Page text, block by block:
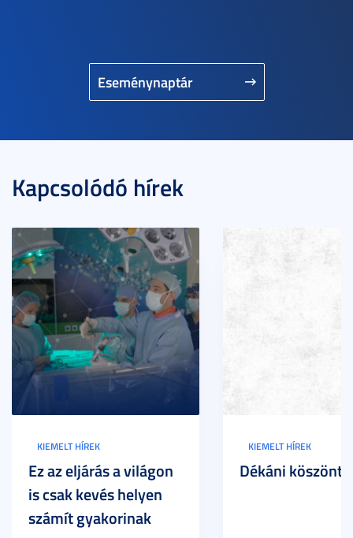
Eseménynaptár
Kapcsolódó hírek
KIEMELT HÍREK
Ez az eljárás a világon
is csak kevés helyen
számít gyakorinak
KIEMELT HÍREK
Dékáni köszöntő